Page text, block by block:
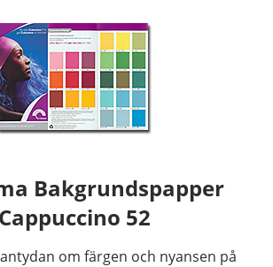
Bakgrundspapper
Cappuccino 52
om färgen och nyansen på